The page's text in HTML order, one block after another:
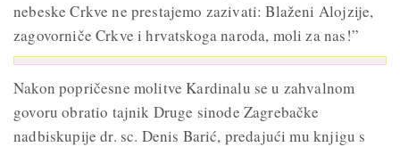
nebeske Crkve ne prestajemo zazivati: Blaženi Alojzije,
zagovorniče Crkve i hrvatskoga naroda, moli za nas!”
Nakon popričesne molitve Kardinalu se u zahvalnom
govoru obratio tajnik Druge sinode Zagrebačke
nadbiskupije dr. sc. Denis Barić, predajući mu knjigu s